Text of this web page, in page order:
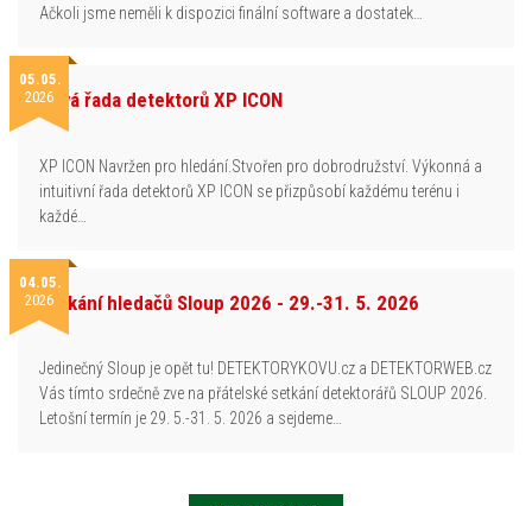
Ačkoli jsme neměli k dispozici finální software a dostatek…
05.05.
2026Nová řada detektorů XP ICON
XP ICON Navržen pro hledání.Stvořen pro dobrodružství. Výkonná a
intuitivní řada detektorů XP ICON se přizpůsobí každému terénu i
každé…
04.05.
2026Setkání hledačů Sloup 2026 - 29.-31. 5. 2026
Jedinečný Sloup je opět tu! DETEKTORYKOVU.cz a DETEKTORWEB.cz
Vás tímto srdečně zve na přátelské setkání detektorářů SLOUP 2026.
Letošní termín je 29. 5.-31. 5. 2026 a sejdeme…